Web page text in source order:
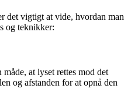
det vigtigt at vide, hvordan man
og teknikker:
måde, at lyset rettes mod det
og afstanden for at opnå den